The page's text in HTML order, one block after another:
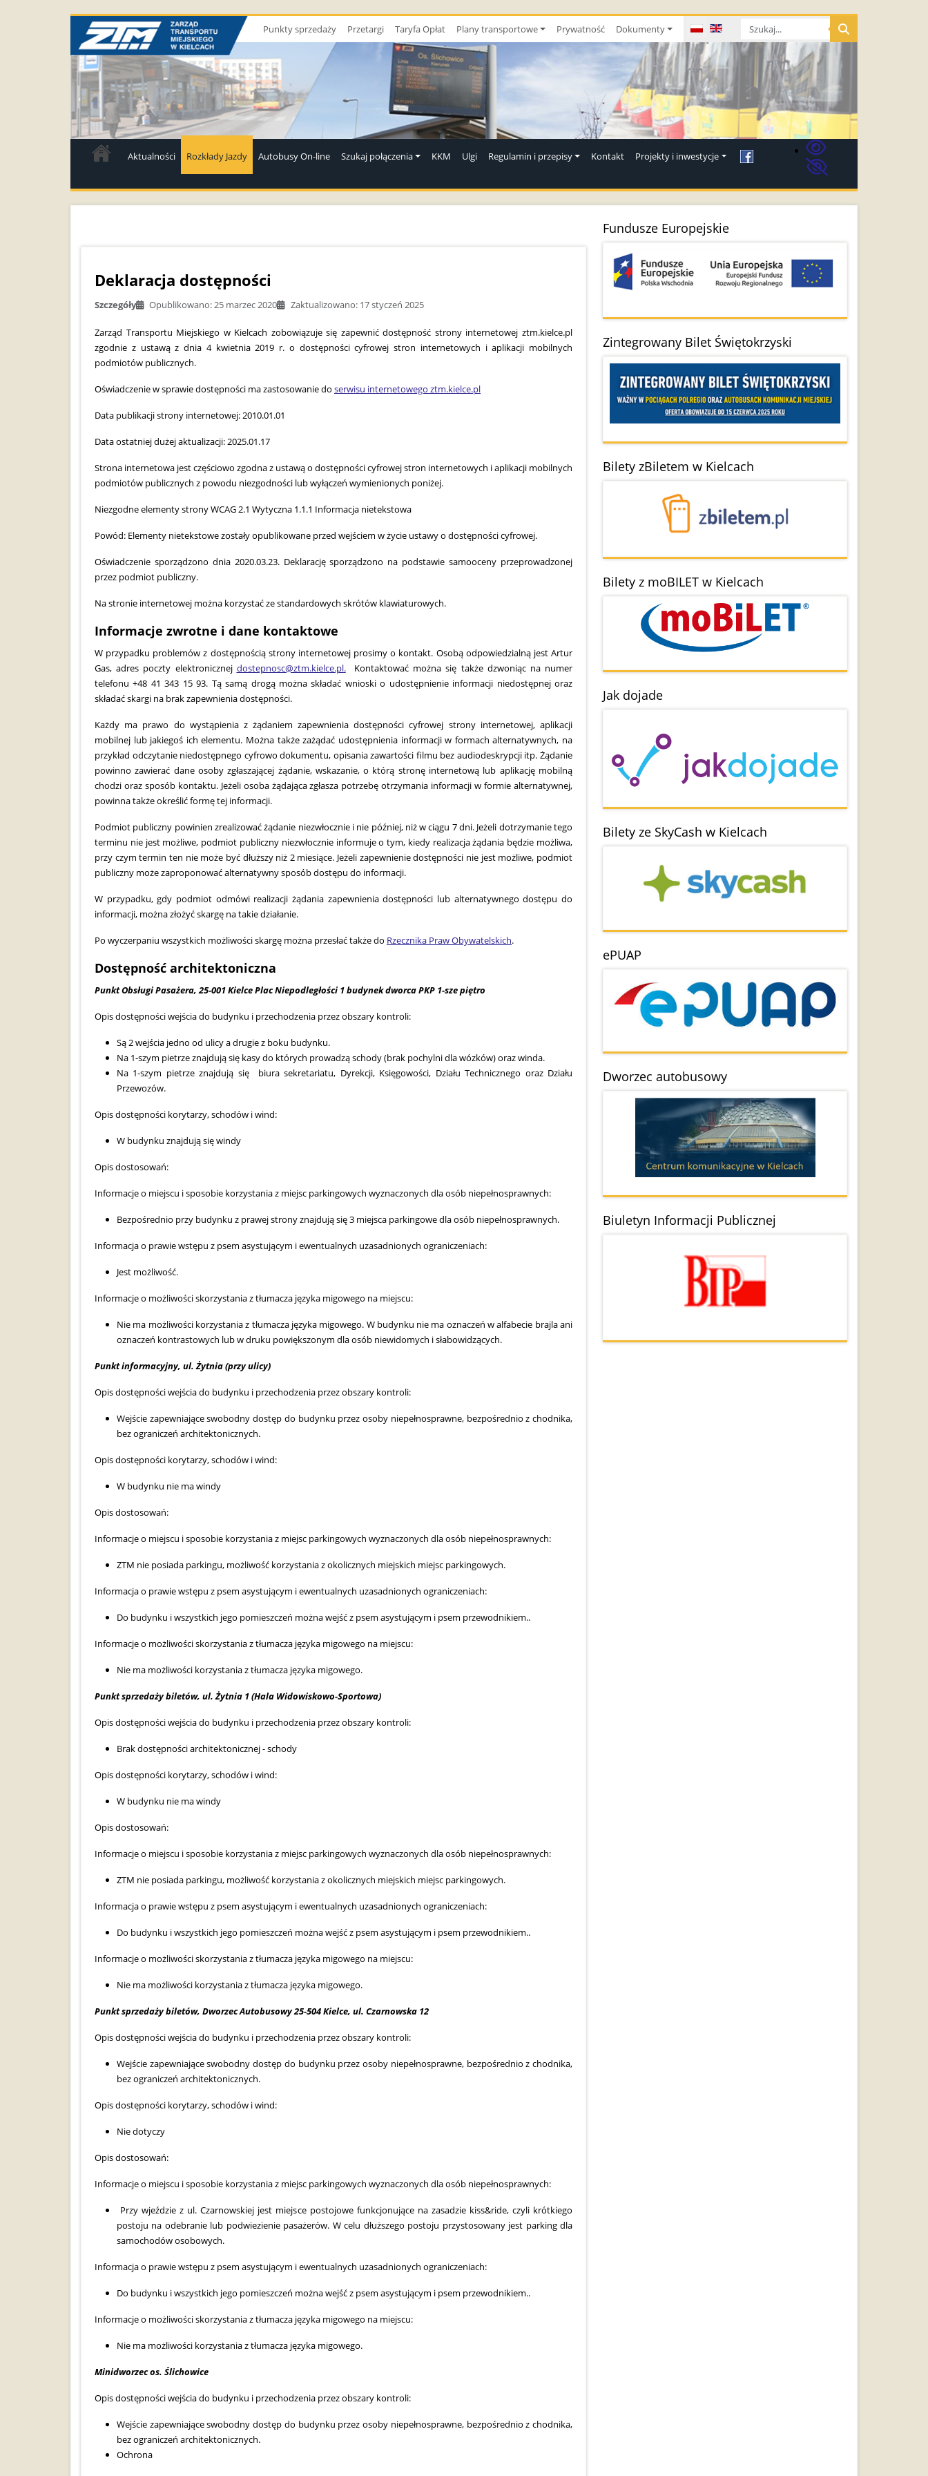
Punkty sprzedaży Przetargi Taryfa Opłat Plany transportowe Prywatność Dokumenty Wybierz swój język
Aktualności Rozkłady Jazdy Autobusy On-line Szukaj połączenia KKM Ulgi Regulamin i przepisy Kontakt Projekty i inwestycje
Deklaracja dostępności
Szczegóły Opublikowano: 25 marzec 2020 Zaktualizowano: 17 styczeń 2025
Zarząd Transportu Miejskiego w Kielcach zobowiązuje się zapewnić dostępność strony internetowej ztm.kielce.pl
zgodnie z ustawą z dnia 4 kwietnia 2019 r. o dostępności cyfrowej stron internetowych i aplikacji mobilnych
podmiotów publicznych.
Oświadczenie w sprawie dostępności ma zastosowanie do serwisu internetowego ztm.kielce.pl
Data publikacji strony internetowej: 2010.01.01
Data ostatniej dużej aktualizacji: 2025.01.17
Strona internetowa jest częściowo zgodna z ustawą o dostępności cyfrowej stron internetowych i aplikacji mobilnych
podmiotów publicznych z powodu niezgodności lub wyłączeń wymienionych poniżej.
Niezgodne elementy strony WCAG 2.1 Wytyczna 1.1.1 Informacja nietekstowa
Powód: Elementy nietekstowe zostały opublikowane przed wejściem w życie ustawy o dostępności cyfrowej.
Oświadczenie sporządzono dnia 2020.03.23. Deklarację sporządzono na podstawie samooceny przeprowadzonej
przez podmiot publiczny.
Na stronie internetowej można korzystać ze standardowych skrótów klawiaturowych.
Informacje zwrotne i dane kontaktowe
W przypadku problemów z dostępnością strony internetowej prosimy o kontakt. Osobą odpowiedzialną jest Artur
Gas, adres poczty elektronicznej dostepnosc@ztm.kielce.pl.Kontaktować można się także dzwoniąc na numer
telefonu +48 41 343 15 93. Tą samą drogą można składać wnioski o udostępnienie informacji niedostępnej oraz
składać skargi na brak zapewnienia dostępności.
Każdy ma prawo do wystąpienia z żądaniem zapewnienia dostępności cyfrowej strony internetowej, aplikacji
mobilnej lub jakiegoś ich elementu. Można także zażądać udostępnienia informacji w formach alternatywnych, na
przykład odczytanie niedostępnego cyfrowo dokumentu, opisania zawartości filmu bez audiodeskrypcji itp. Żądanie
powinno zawierać dane osoby zgłaszającej żądanie, wskazanie, o którą stronę internetową lub aplikację mobilną
chodzi oraz sposób kontaktu. Jeżeli osoba żądająca zgłasza potrzebę otrzymania informacji w formie alternatywnej,
powinna także określić formę tej informacji.
Podmiot publiczny powinien zrealizować żądanie niezwłocznie i nie później, niż w ciągu 7 dni. Jeżeli dotrzymanie tego
terminu nie jest możliwe, podmiot publiczny niezwłocznie informuje o tym, kiedy realizacja żądania będzie możliwa,
przy czym termin ten nie może być dłuższy niż 2 miesiące. Jeżeli zapewnienie dostępności nie jest możliwe, podmiot
publiczny może zaproponować alternatywny sposób dostępu do informacji.
W przypadku, gdy podmiot odmówi realizacji żądania zapewnienia dostępności lub alternatywnego dostępu do
informacji, można złożyć skargę na takie działanie.
Po wyczerpaniu wszystkich możliwości skargę można przesłać także do Rzecznika Praw Obywatelskich.
Dostępność architektoniczna
Punkt Obsługi Pasażera, 25-001 Kielce Plac Niepodległości 1 budynek dworca PKP 1-sze piętro
Opis dostępności wejścia do budynku i przechodzenia przez obszary kontroli:
Są 2 wejścia jedno od ulicy a drugie z boku budynku.
Na 1-szym pietrze znajdują się kasy do których prowadzą schody (brak pochylni dla wózków) oraz winda.
Na 1-szym pietrze znajdują się biura sekretariatu, Dyrekcji, Księgowości, Działu Technicznego oraz Działu
Przewozów.
Opis dostępności korytarzy, schodów i wind:
W budynku znajdują się windy
Opis dostosowań:
Informacje o miejscu i sposobie korzystania z miejsc parkingowych wyznaczonych dla osób niepełnosprawnych:
Bezpośrednio przy budynku z prawej strony znajdują się 3 miejsca parkingowe dla osób niepełnosprawnych.
Informacja o prawie wstępu z psem asystującym i ewentualnych uzasadnionych ograniczeniach:
Jest możliwość.
Informacje o możliwości skorzystania z tłumacza języka migowego na miejscu:
Nie ma możliwości korzystania z tłumacza języka migowego. W budynku nie ma oznaczeń w alfabecie brajla ani
oznaczeń kontrastowych lub w druku powiększonym dla osób niewidomych i słabowidzących.
Punkt informacyjny, ul. Żytnia (przy ulicy)
Opis dostępności wejścia do budynku i przechodzenia przez obszary kontroli:
Wejście zapewniające swobodny dostęp do budynku przez osoby niepełnosprawne, bezpośrednio z chodnika,
bez ograniczeń architektonicznych.
Opis dostępności korytarzy, schodów i wind:
W budynku nie ma windy
Opis dostosowań:
Informacje o miejscu i sposobie korzystania z miejsc parkingowych wyznaczonych dla osób niepełnosprawnych:
ZTM nie posiada parkingu, możliwość korzystania z okolicznych miejskich miejsc parkingowych.
Informacja o prawie wstępu z psem asystującym i ewentualnych uzasadnionych ograniczeniach:
Do budynku i wszystkich jego pomieszczeń można wejść z psem asystującym i psem przewodnikiem..
Informacje o możliwości skorzystania z tłumacza języka migowego na miejscu:
Nie ma możliwości korzystania z tłumacza języka migowego.
Punkt sprzedaży biletów, ul. Żytnia 1 (Hala Widowiskowo-Sportowa)
Opis dostępności wejścia do budynku i przechodzenia przez obszary kontroli:
Brak dostępności architektonicznej - schody
Opis dostępności korytarzy, schodów i wind:
W budynku nie ma windy
Opis dostosowań:
Informacje o miejscu i sposobie korzystania z miejsc parkingowych wyznaczonych dla osób niepełnosprawnych:
ZTM nie posiada parkingu, możliwość korzystania z okolicznych miejskich miejsc parkingowych.
Informacja o prawie wstępu z psem asystującym i ewentualnych uzasadnionych ograniczeniach:
Do budynku i wszystkich jego pomieszczeń można wejść z psem asystującym i psem przewodnikiem..
Informacje o możliwości skorzystania z tłumacza języka migowego na miejscu:
Nie ma możliwości korzystania z tłumacza języka migowego.
Punkt sprzedaży biletów, Dworzec Autobusowy 25-504 Kielce, ul. Czarnowska 12
Opis dostępności wejścia do budynku i przechodzenia przez obszary kontroli:
Wejście zapewniające swobodny dostęp do budynku przez osoby niepełnosprawne, bezpośrednio z chodnika,
bez ograniczeń architektonicznych.
Opis dostępności korytarzy, schodów i wind:
Nie dotyczy
Opis dostosowań:
Informacje o miejscu i sposobie korzystania z miejsc parkingowych wyznaczonych dla osób niepełnosprawnych:
Przy wjeździe z ul. Czarnowskiej jest miejsce postojowe funkcjonujące na zasadzie kiss&ride, czyli krótkiego
postoju na odebranie lub podwiezienie pasażerów. W celu dłuższego postoju przystosowany jest parking dla
samochodów osobowych.
Informacja o prawie wstępu z psem asystującym i ewentualnych uzasadnionych ograniczeniach:
Do budynku i wszystkich jego pomieszczeń można wejść z psem asystującym i psem przewodnikiem..
Informacje o możliwości skorzystania z tłumacza języka migowego na miejscu:
Nie ma możliwości korzystania z tłumacza języka migowego.
Minidworzec os. Ślichowice
Opis dostępności wejścia do budynku i przechodzenia przez obszary kontroli:
Wejście zapewniające swobodny dostęp do budynku przez osoby niepełnosprawne, bezpośrednio z chodnika,
bez ograniczeń architektonicznych.
Ochrona
Fundusze Europejskie
Zintegrowany Bilet Świętokrzyski
Bilety zBiletem w Kielcach
Bilety z moBILET w Kielcach
Jak dojade
Bilety ze SkyCash w Kielcach
ePUAP
Dworzec autobusowy
Biuletyn Informacji Publicznej